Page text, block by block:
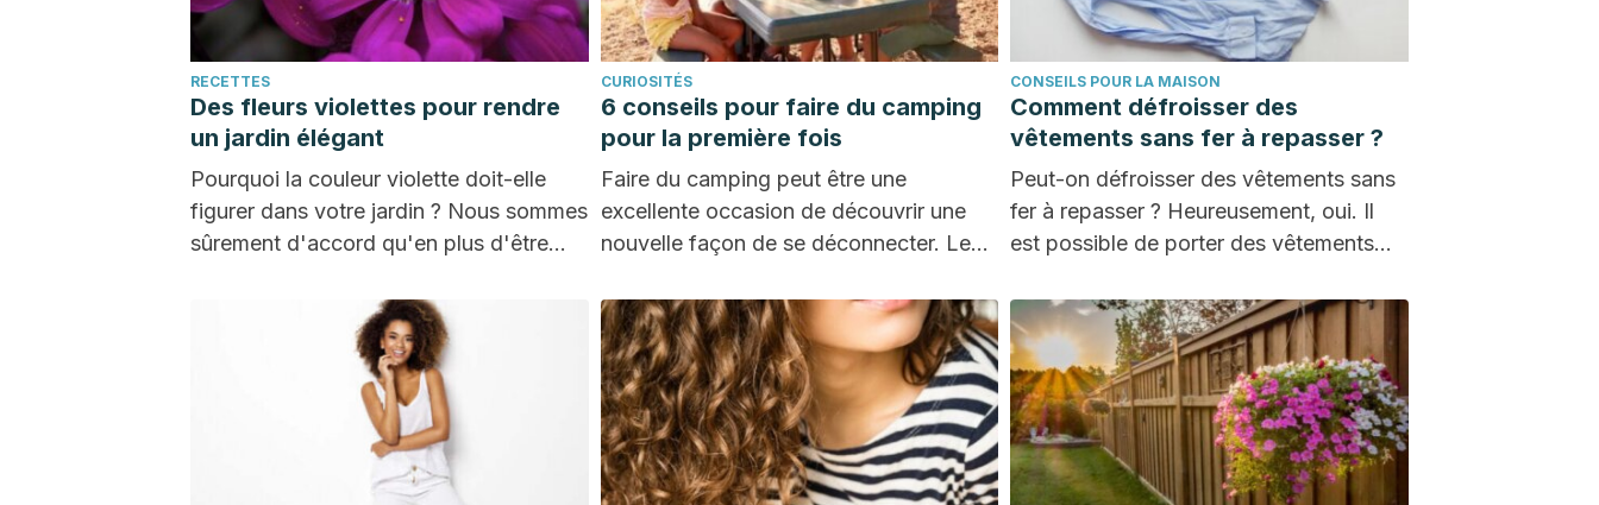
RECETTES
Des fleurs violettes pour rendre
un jardin élégant
Pourquoi la couleur violette doit-elle
figurer dans votre jardin ? Nous sommes
sûrement d'accord qu'en plus d'être
CURIOSITÉS
6 conseils pour faire du camping
pour la première fois
Faire du camping peut être une
excellente occasion de découvrir une
nouvelle façon de se déconnecter. Les
CONSEILS POUR LA MAISON
Comment défroisser des
vêtements sans fer à repasser ?
Peut-on défroisser des vêtements sans
fer à repasser ? Heureusement, oui. Il
est possible de porter des vêtements